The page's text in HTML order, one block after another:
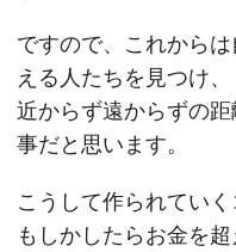
ですので、これから
える人たちを見つけ、
近からず遠からずの
事だと思います。
こうして作られていく
もしかしたらお金を